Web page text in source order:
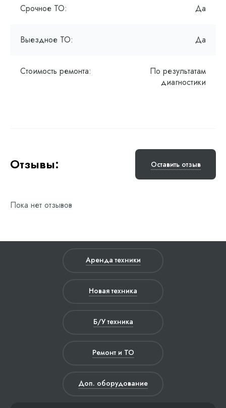
Срочное ТО: Да
Выездное ТО: Да
Стоимость ремонта:
По результатам
диагностики
Отзывы: Оставить отзыв
Пока нет отзывов
Аренда техники
Новая техника
Б/У техника
Ремонт и ТО
Доп. оборудование